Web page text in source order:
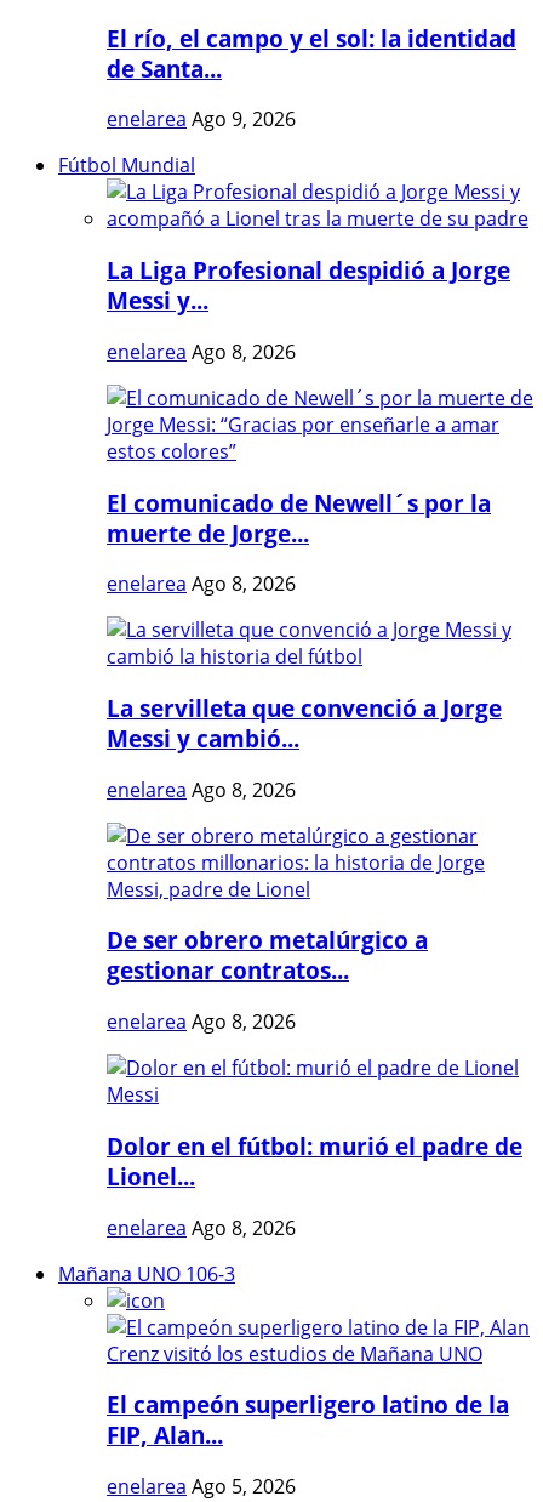
El río, el campo y el sol: la identidad
de Santa...
enelarea Ago 9, 2026
Fútbol Mundial
La Liga Profesional despidió a Jorge
Messi y...
enelarea Ago 8, 2026
El comunicado de Newell´s por la
muerte de Jorge...
enelarea Ago 8, 2026
La servilleta que convenció a Jorge
Messi y cambió...
enelarea Ago 8, 2026
De ser obrero metalúrgico a
gestionar contratos...
enelarea Ago 8, 2026
Dolor en el fútbol: murió el padre de
Lionel...
enelarea Ago 8, 2026
Mañana UNO 106-3
El campeón superligero latino de la
FIP, Alan...
enelarea Ago 5, 2026